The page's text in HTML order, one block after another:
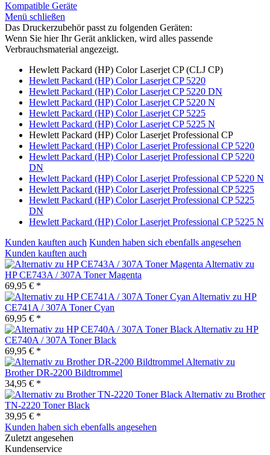
Kompatible Geräte
Menü schließen
Das Druckerzubehör passt zu folgenden Geräten:
Wenn Sie hier Ihr Gerät anklicken, wird alles passende
Verbrauchsmaterial angezeigt.
Hewlett Packard (HP) Color Laserjet CP (CLJ CP)
Hewlett Packard (HP) Color Laserjet CP 5220
Hewlett Packard (HP) Color Laserjet CP 5220 DN
Hewlett Packard (HP) Color Laserjet CP 5220 N
Hewlett Packard (HP) Color Laserjet CP 5225
Hewlett Packard (HP) Color Laserjet CP 5225 N
Hewlett Packard (HP) Color Laserjet Professional CP
Hewlett Packard (HP) Color Laserjet Professional CP 5220
Hewlett Packard (HP) Color Laserjet Professional CP 5220
DN
Hewlett Packard (HP) Color Laserjet Professional CP 5220 N
Hewlett Packard (HP) Color Laserjet Professional CP 5225
Hewlett Packard (HP) Color Laserjet Professional CP 5225
DN
Hewlett Packard (HP) Color Laserjet Professional CP 5225 N
Kunden kauften auch Kunden haben sich ebenfalls angesehen
Kunden kauften auch
Alternativ zu
HP CE743A / 307A Toner Magenta
69,95 € *
Alternativ zu HP
CE741A / 307A Toner Cyan
69,95 € *
Alternativ zu HP
CE740A / 307A Toner Black
69,95 € *
Alternativ zu
Brother DR-2200 Bildtrommel
34,95 € *
Alternativ zu Brother
TN-2220 Toner Black
39,95 € *
Kunden haben sich ebenfalls angesehen
Zuletzt angesehen
Kundenservice